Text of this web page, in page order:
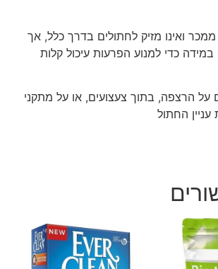
ממכר ואינו מזיק לחתולים בדרך כלל, אך
כדי למנוע הפרעות עיכול קלות
על הרצפה, בתוך צעצועים, או על מתקני
החתול